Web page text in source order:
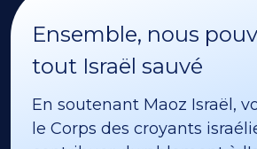
Ensemble, nous
tout Israël sauvé
En soutenant Maoz Israël,
le Corps des croyants